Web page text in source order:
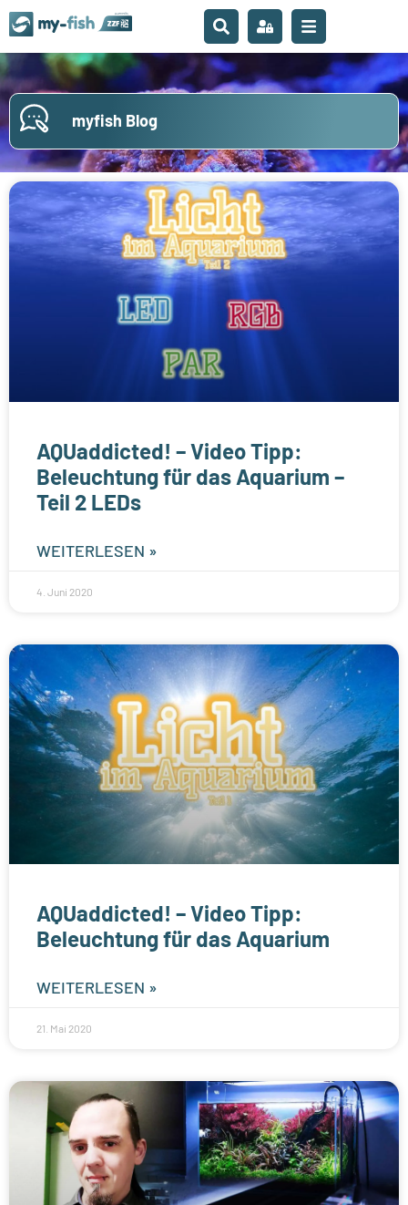
myfish Blog
AQUaddicted! – Video Tipp:
Beleuchtung für das Aquarium –
Teil 2 LEDs
WEITERLESEN »
4. Juni 2020
AQUaddicted! – Video Tipp:
Beleuchtung für das Aquarium
WEITERLESEN »
21. Mai 2020